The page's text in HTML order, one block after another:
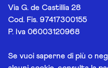
Via G. de Castillia 28
Cod. Fis. 97417300155
P. Iva 06003120968
Se vuoi saperne di più o